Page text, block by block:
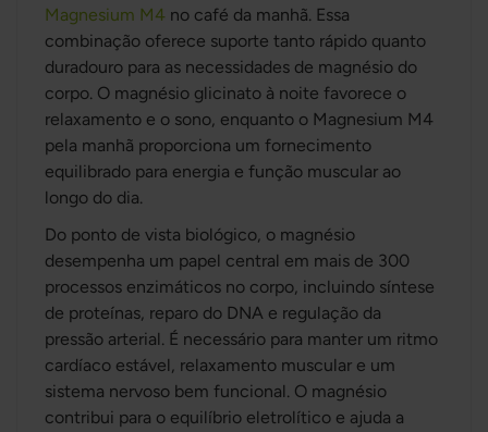
Magnesium M4 no café da manhã. Essa
combinação oferece suporte tanto rápido quanto
duradouro para as necessidades de magnésio do
corpo. O magnésio glicinato à noite favorece o
relaxamento e o sono, enquanto o Magnesium M4
pela manhã proporciona um fornecimento
equilibrado para energia e função muscular ao
longo do dia.
Do ponto de vista biológico, o magnésio
desempenha um papel central em mais de 300
processos enzimáticos no corpo, incluindo síntese
de proteínas, reparo do DNA e regulação da
pressão arterial. É necessário para manter um ritmo
cardíaco estável, relaxamento muscular e um
sistema nervoso bem funcional. O magnésio
contribui para o equilíbrio eletrolítico e ajuda a